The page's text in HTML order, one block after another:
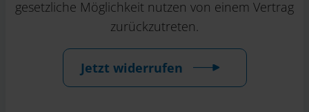
gesetzliche Möglichkeit nutzen von einem Vertrag
zurückzutreten.
Jetzt widerrufen